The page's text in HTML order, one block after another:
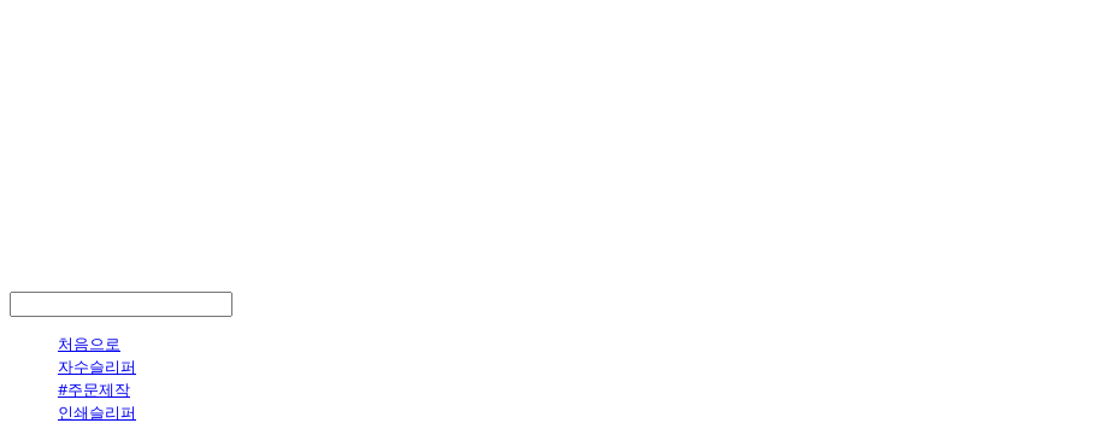
처음으로
자수슬리퍼
#주문제작
인쇄슬리퍼